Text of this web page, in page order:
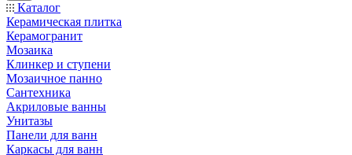
Каталог
Керамическая плитка
Керамогранит
Мозаика
Клинкер и ступени
Мозаичное панно
Сантехника
Акриловые ванны
Унитазы
Панели для ванн
Каркасы для ванн